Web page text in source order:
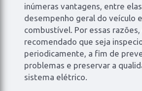
inúmeras vantagens, entre
desempenho geral do veículo
combustível. Por essas razões,
recomendado que seja
periodicamente, a fim de
problemas e preservar a
sistema elétrico.